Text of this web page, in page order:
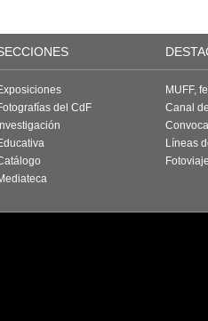
del CdF
Investigación
MUFF,
Canal
Líneas